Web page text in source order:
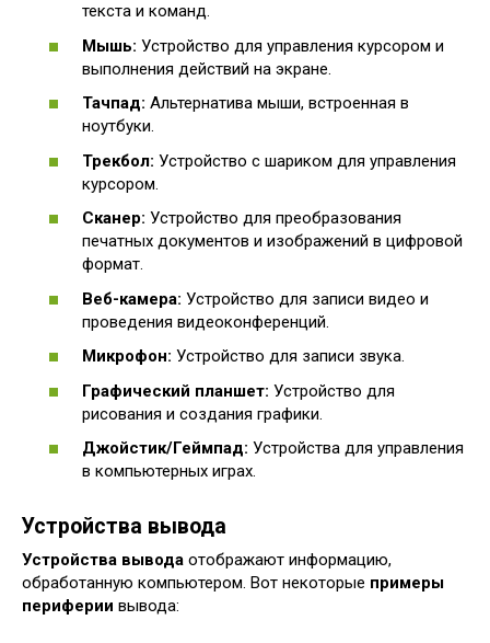
текста и команд.
Мышь: Устройство для управления курсором и
выполнения действий на экране.
Тачпад: Альтернатива мыши, встроенная в
ноутбуки.
Трекбол: Устройство с шариком для управления
курсором.
Сканер: Устройство для преобразования
печатных документов и изображений в цифровой
формат.
Веб-камера: Устройство для записи видео и
проведения видеоконференций.
Микрофон: Устройство для записи звука.
Графический планшет: Устройство для
рисования и создания графики.
Джойстик/Геймпад: Устройства для управления
в компьютерных играх.
Устройства вывода
Устройства вывода отображают информацию,
обработанную компьютером. Вот некоторые примеры
периферии вывода: